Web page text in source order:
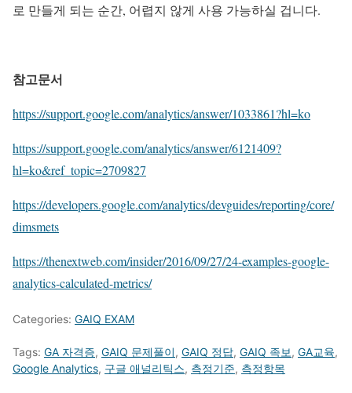
로 만들게 되는 순간, 어렵지 않게 사용 가능하실 겁니다.
참고문서
https://support.google.com/analytics/answer/1033861?hl=ko
https://support.google.com/analytics/answer/6121409?
hl=ko&ref_topic=2709827
https://developers.google.com/analytics/devguides/reporting/core/
dimsmets
https://thenextweb.com/insider/2016/09/27/24-examples-google-
analytics-calculated-metrics/
Categories: GAIQ EXAM
Tags: GA 자격증, GAIQ 문제풀이, GAIQ 정답, GAIQ 족보, GA교육,
Google Analytics, 구글 애널리틱스, 측정기준, 측정항목